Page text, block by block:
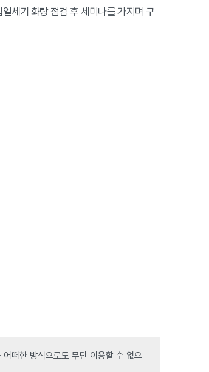
세기 화랑 점검 후 세미나를 가지며 구
떠한 방식으로도 무단 이용할 수 없으